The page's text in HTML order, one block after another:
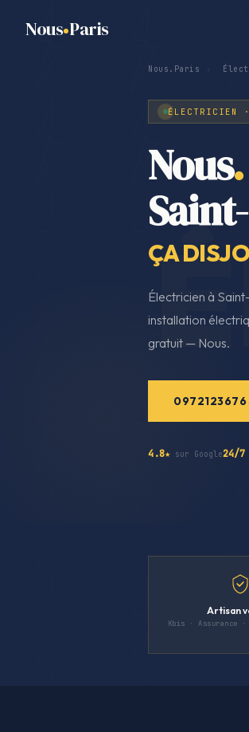
Nous Paris
Nous.Paris
ÉLECTRICIEN
Nous.
ÇA
Électricien à
installation
gratuit — Nous.
0972123676
4.8★ sur Google24/7
Artisan
Kbis · Assurance